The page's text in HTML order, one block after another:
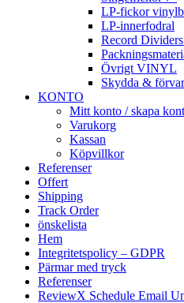
LP-fickor
LP-innerfodral
Record
Övrigt VINYL
Skydda &
KONTO
Mitt konto / skapa
Varukorg
Kassan
Köpvillkor
Referenser
Offert
Shipping
Track Order
önskelista
Hem
Integritetspolicy – GDPR
Pärmar med tryck
Referenser
ReviewX Schedule Email